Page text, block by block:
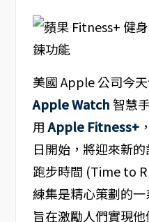
美國 Apple 公司今
Apple Watch智慧
用Apple Fitness+
日開始，將迎來新
跑步時間 (Time to
練集是精心策劃的一
旨在激勵人們實現他